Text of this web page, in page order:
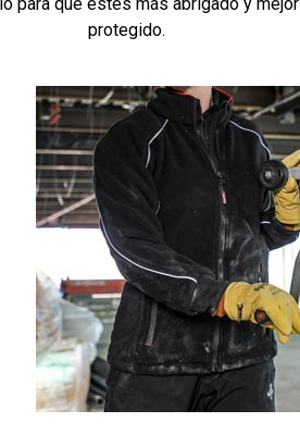
protegido.